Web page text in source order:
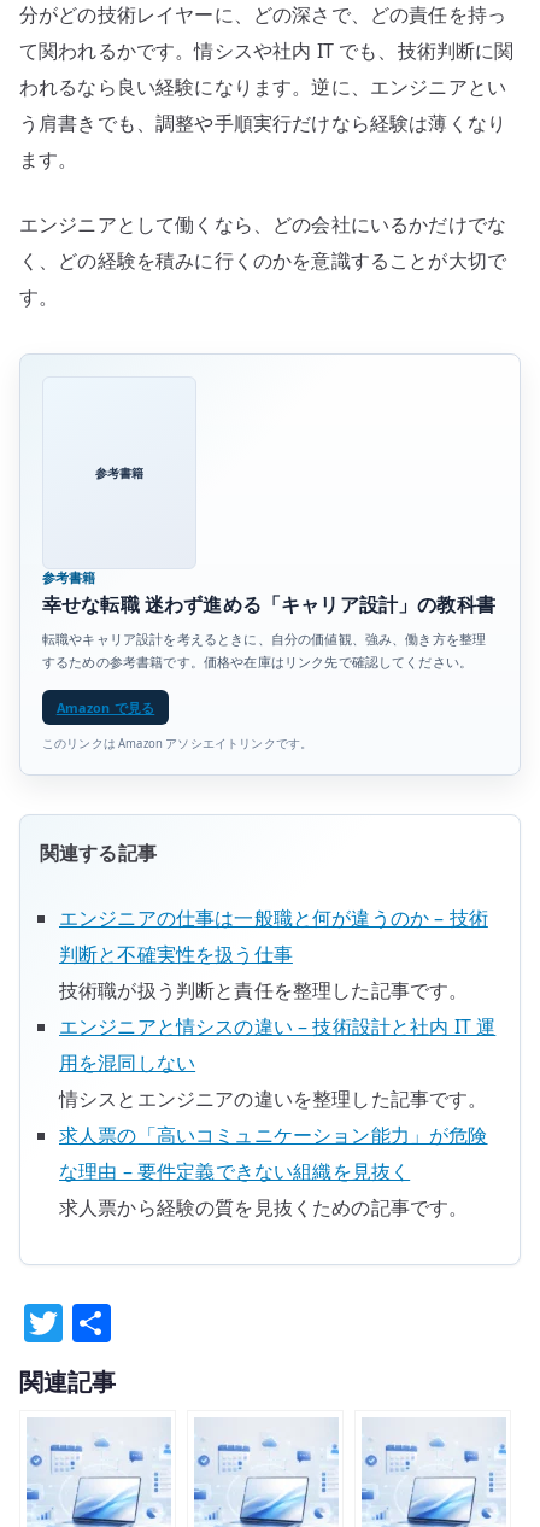
分がどの技術レイヤーに、どの深さで、どの責任を持っ
て関われるかです。情シスや社内 IT でも、技術判断に関
われるなら良い経験になります。逆に、エンジニアとい
う肩書きでも、調整や手順実行だけなら経験は薄くなり
ます。
エンジニアとして働くなら、どの会社にいるかだけでな
く、どの経験を積みに行くのかを意識することが大切で
す。
参考書籍
参考書籍
幸せな転職 迷わず進める「キャリア設計」の教科書
転職やキャリア設計を考えるときに、自分の価値観、強み、働き方を整理
するための参考書籍です。価格や在庫はリンク先で確認してください。
Amazon で見る
このリンクは Amazon アソシエイトリンクです。
関連する記事
エンジニアの仕事は一般職と何が違うのか – 技術
判断と不確実性を扱う仕事
技術職が扱う判断と責任を整理した記事です。
エンジニアと情シスの違い – 技術設計と社内 IT 運
用を混同しない
情シスとエンジニアの違いを整理した記事です。
求人票の「高いコミュニケーション能力」が危険
な理由 – 要件定義できない組織を見抜く
求人票から経験の質を見抜くための記事です。
T
w
it
te
r
有
関連記事